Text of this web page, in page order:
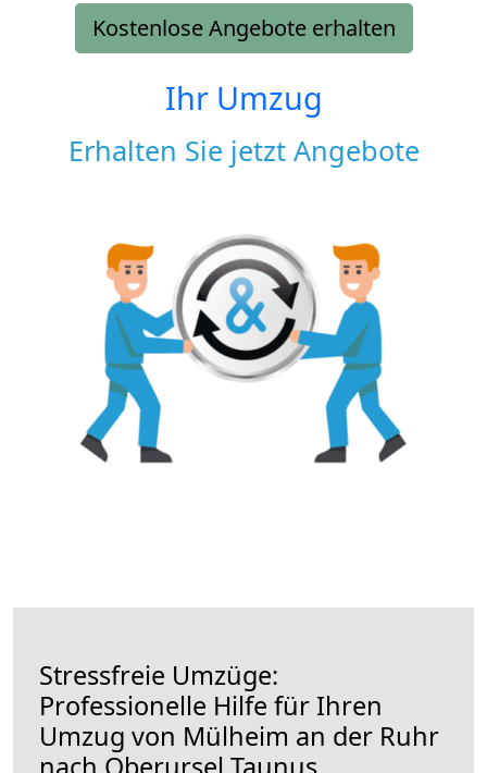
Kostenlose Angebote erhalten
Ihr Umzug
Erhalten Sie jetzt Angebote
Stressfreie Umzüge:
Professionelle Hilfe für Ihren
Umzug von Mülheim an der Ruhr